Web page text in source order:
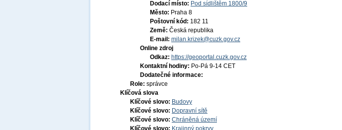
Dodací místo: Pod sídlištěm 1800/9
Město: Praha 8
Poštovní kód: 182 11
Země: Česká republika
E-mail: milan.krizek@cuzk.gov.cz
Online zdroj
Odkaz: https://geoportal.cuzk.gov.cz
Kontaktní hodiny: Po-Pá 9-14 CET
Dodatečné informace:
Role: správce
Klíčová slova
Klíčové slovo: Budovy
Klíčové slovo: Dopravní sítě
Klíčové slovo: Chráněná území
Klíčové slovo: Krajinný pokryv